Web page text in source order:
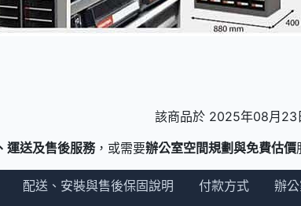
該商品於 2025年08月23
運送及售後服務，或需要辦公室空間規劃與免費估價
配送、安裝與售後保固說明 付款方式 辦